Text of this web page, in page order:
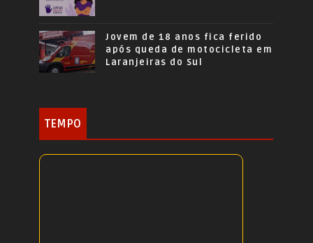
Jovem de 18 anos fica ferido
após queda de motocicleta em
Laranjeiras do Sul
TEMPO